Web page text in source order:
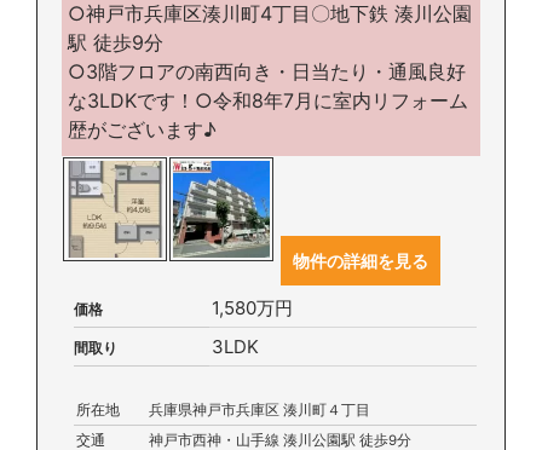
○神戸市兵庫区湊川町4丁目〇地下鉄 湊川公園
駅 徒歩9分
○3階フロアの南西向き・日当たり・通風良好
な3LDKです！○令和8年7月に室内リフォーム
歴がございます♪
物件の詳細を見る
価格 1,580万円
間取り 3LDK
所在地
兵庫県神戸市兵庫区 湊川町４丁目
交通
神戸市西神・山手線 湊川公園駅 徒歩9分